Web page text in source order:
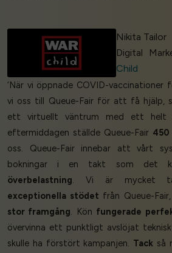
Nikita Tailor
Digital
Child
‘När vi öppnade COVID-vaccinationer
vi oss till Queue-Fair för att få hjälp,
ett virtuellt väntrum med ett helt
eftermiddagen ställde Queue-Fair
oss. Queue-Fair innebar att vårt
bokningar i en takt som det
överbelastning. Vi är mycket
exceptionella stödet från Queue-
stor framgång. Kön fungerade
övervinna ett punktligt avslöjat
skulle ha förstört kampanjen. Tack så